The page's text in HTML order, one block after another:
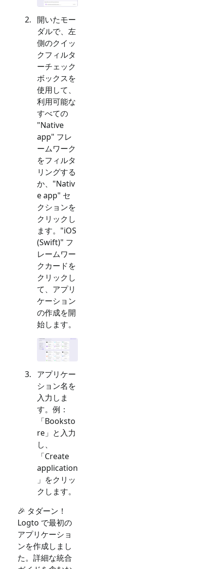
開いたモー
ダルで、左
側のクイッ
クフィルタ
ーチェック
ボックスを
使用して、
利用可能な
すべての
"Native
app" フレ
ームワーク
をフィルタ
リングする
か、"Nativ
e app" セ
クションを
クリックし
ます。"iOS
(Swift)" フ
レームワー
クカードを
クリックし
て、アプリ
ケーション
の作成を開
始します。
アプリケー
ション名を
入力しま
す。例：
「Booksto
re」と入力
し、
「Create
application
」をクリッ
クします。
🎉 タダーン！
Logto で最初の
アプリケーショ
ンを作成しまし
た。詳細な統合